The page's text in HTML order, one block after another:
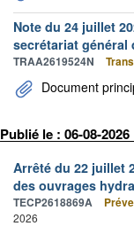
Note du 24 juillet
secrétariat général
TRAA2619524N
Document
Publié le : 06-08-2026
Arrêté du 22 juillet
des ouvrages
TECP2618869A
2026